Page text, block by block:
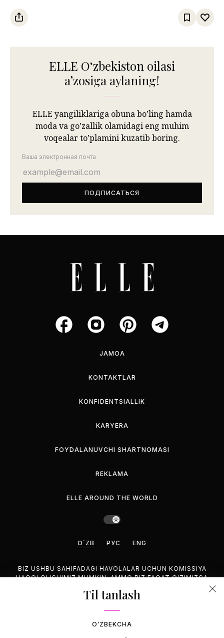
ELLE Oʻzbekiston oilasi
aʼzosiga aylaning!
ELLE yangiliklariga obuna bo’ling hamda
moda va go’zallik olamidagi eng muhim
voqealar to’plamini kuzatib boring.
Ваша электронная почта
JAMOA
KONTAKTLAR
KONFIDENTSIALLIK
KARYERA
FOYDALANUVCHI SHARTNOMASI
REKLAMA
ELLE AROUND THE WORLD
O`ZB РУС ENG
BIZ USHBU SAHIFADAGI HAVOLALAR UCHUN KOMISSIYA
HAQQI OLISHIMIZ MUMKIN, AMMO BIZ FAQAT O’ZIMIZGA
Til tanlash
OʻZBEKCHA